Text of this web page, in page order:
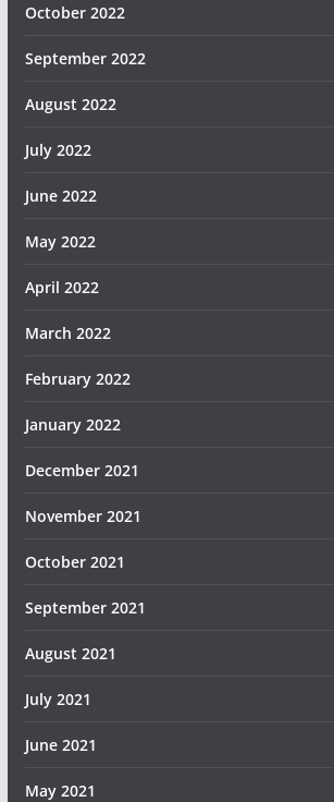
October 2022
September 2022
August 2022
July 2022
June 2022
May 2022
April 2022
March 2022
February 2022
January 2022
December 2021
November 2021
October 2021
September 2021
August 2021
July 2021
June 2021
May 2021